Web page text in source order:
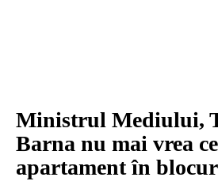
Ministrul Mediului,
Barna nu mai vrea
apartament în